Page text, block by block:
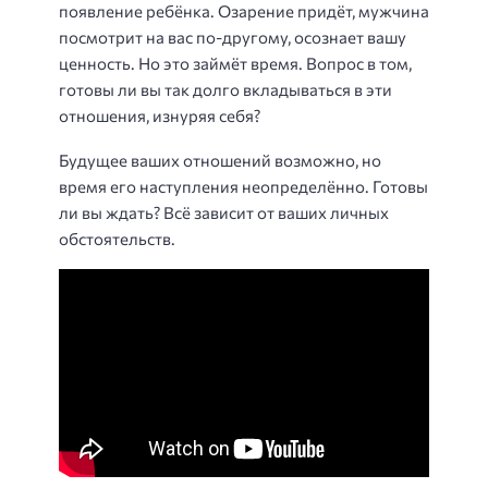
появление ребёнка. Озарение придёт, мужчина
посмотрит на вас по-другому, осознает вашу
ценность. Но это займёт время. Вопрос в том,
готовы ли вы так долго вкладываться в эти
отношения, изнуряя себя?
Будущее ваших отношений возможно, но
время его наступления неопределённо. Готовы
ли вы ждать? Всё зависит от ваших личных
обстоятельств.